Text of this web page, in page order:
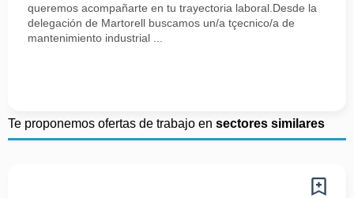
queremos acompañarte en tu trayectoria laboral.Desde la
delegación de Martorell buscamos un/a tçecnico/a de
mantenimiento industrial ...
Te proponemos ofertas de trabajo en sectores similares